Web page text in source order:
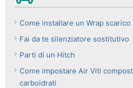
Come installare un Wrap scarico
Fai da te silenziatore sostitutivo
Parti di un Hitch
Come impostare Air Viti
carboidrati